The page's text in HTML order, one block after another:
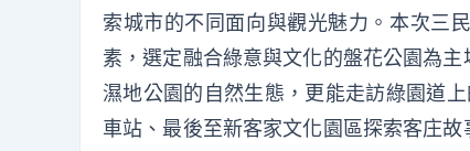
索城市的不同面向與觀光魅力。本次三
素，選定融合綠意與文化的盤花公園為
濕地公園的自然生態，更能走訪綠園道
車站、最後至新客家文化園區探索客庄